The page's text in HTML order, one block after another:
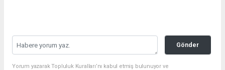
Gönder
Yorum yazarak Topluluk Kuralları’nı kabul etmiş bulunuyor ve